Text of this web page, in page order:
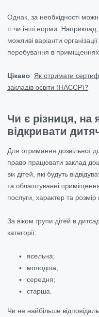
Однак, за необхідності
ті чи інші норми.
можливі варіанти
перебування в
Цікаво: Як отримати
закладів освіти (НАССР)?
Чи є різниця, на
відкривати
Для отримання дозвільної
право працювати заклад
вік дітей, які будуть
та облаштуванні
послуги, характер та розмір
За віком групи дітей в
категорії:
ясельна;
молодша;
середня;
старша.
Чи не найбільше